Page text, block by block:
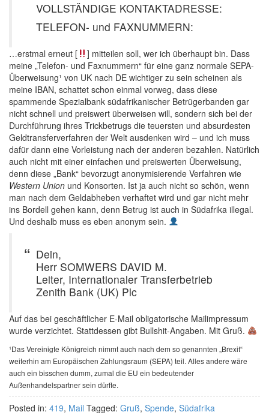
VOLLSTÄNDIGE KONTAKTADRESSE:
TELEFON- und FAXNUMMERN:
…erstmal erneut [
] mitteilen soll, wer ich überhaupt bin. Dass
meine „Telefon- und Faxnummern“ für eine ganz normale SEPA-
Überweisung¹ von UK nach DE wichtiger zu sein scheinen als
meine IBAN, schattet schon einmal vorweg, dass diese
spammende Spezialbank südafrikanischer Betrügerbanden gar
nicht schnell und preiswert überweisen will, sondern sich bei der
Durchführung ihres Trickbetrugs die teuersten und absurdesten
Geldtransferverfahren der Welt ausdenken wird – und ich muss
dafür dann eine Vorleistung nach der anderen bezahlen. Natürlich
auch nicht mit einer einfachen und preiswerten Überweisung,
denn diese „Bank“ bevorzugt anonymisierende Verfahren wie
Western Union und Konsorten. Ist ja auch nicht so schön, wenn
man nach dem Geldabheben verhaftet wird und gar nicht mehr
ins Bordell gehen kann, denn Betrug ist auch in Südafrika illegal.
Und deshalb muss es eben anonym sein.
Dein,
Herr SOMWERS DAVID M.
Leiter, Internationaler Transferbetrieb
Zenith Bank (UK) Plc
Auf das bei geschäftlicher E-Mail obligatorische Mailimpressum
wurde verzichtet. Stattdessen gibt Bullshit-Angaben. Mit Gruß.
¹Das Vereinigte Königreich nimmt auch nach dem so genannten „Brexit“
weiterhin am Europäischen Zahlungsraum (SEPA) teil. Alles andere wäre
auch ein bisschen dumm, zumal die EU ein bedeutender
Außenhandelspartner sein dürfte.
Posted in: 419, Mail Tagged: Gruß, Spende, Südafrika